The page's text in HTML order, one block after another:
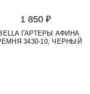
1 850 ₽
ГАРТЕРЫ АФИНА
3430-10, ЧЕРНЫЙ